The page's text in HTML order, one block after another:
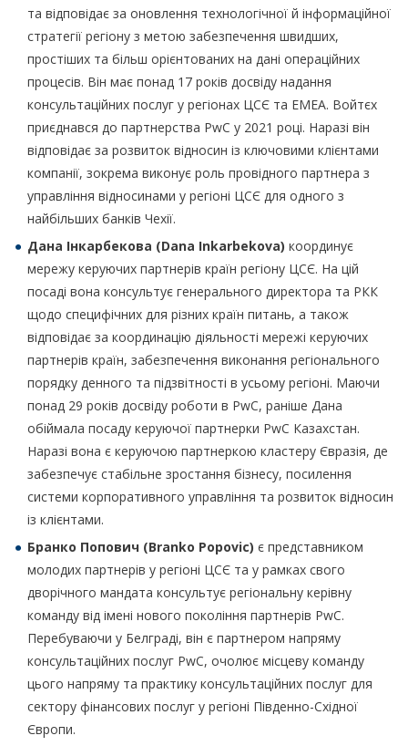
та відповідає за оновлення технологічної й інформаційної
стратегії регіону з метою забезпечення швидших,
простіших та більш орієнтованих на дані операційних
процесів. Він має понад 17 років досвіду надання
консультаційних послуг у регіонах ЦСЄ та EMEA. Войтєх
приєднався до партнерства PwC у 2021 році. Наразі він
відповідає за розвиток відносин із ключовими клієнтами
компанії, зокрема виконує роль провідного партнера з
управління відносинами у регіоні ЦСЄ для одного з
найбільших банків Чехії.
Дана Інкарбекова (Dana Inkarbekova) координує
мережу керуючих партнерів країн регіону ЦСЄ. На цій
посаді вона консультує генерального директора та РКК
щодо специфічних для різних країн питань, а також
відповідає за координацію діяльності мережі керуючих
партнерів країн, забезпечення виконання регіонального
порядку денного та підзвітності в усьому регіоні. Маючи
понад 29 років досвіду роботи в PwC, раніше Дана
обіймала посаду керуючої партнерки PwC Казахстан.
Наразі вона є керуючою партнеркою кластеру Євразія, де
забезпечує стабільне зростання бізнесу, посилення
системи корпоративного управління та розвиток відносин
із клієнтами.
Бранко Попович (Branko Popovic) є представником
молодих партнерів у регіоні ЦСЄ та у рамках свого
дворічного мандата консультує регіональну керівну
команду від імені нового покоління партнерів PwC.
Перебуваючи у Белграді, він є партнером напряму
консультаційних послуг PwC, очолює місцеву команду
цього напряму та практику консультаційних послуг для
сектору фінансових послуг у регіоні Південно-Східної
Європи.